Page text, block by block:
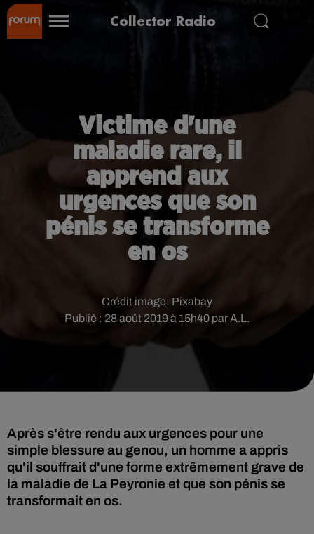
Collector Radio
Victime d'une
maladie rare, il
apprend aux
urgences que son
pénis se transforme
en os
Publié : 28 août 2019 à 15h40 par A.L.
Crédit image: Pixabay
Après s'être rendu aux urgences pour une
simple blessure au genou, un homme a appris
qu'il souffrait d'une forme extrêmement grave de
la maladie de La Peyronie et que son pénis se
transformait en os.